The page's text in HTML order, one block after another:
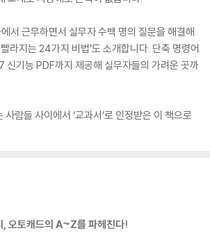
서 근무하면서 실무자 수백 명의 질문을 해결해
라지는 24가지 비법’도 소개합니다. 단축 명령어
신기능 PDF까지 제공해 실무자들의 가려운 곳까
람들 사이에서 ‘교과서’로 인정받은 이 책으로
, 오토캐드의 A~Z를 파헤친다!